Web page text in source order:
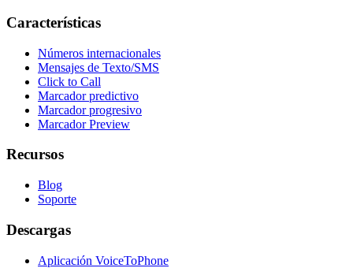
Características
Números internacionales
Mensajes de Texto/SMS
Click to Call
Marcador predictivo
Marcador progresivo
Marcador Preview
Recursos
Blog
Soporte
Descargas
Aplicación VoiceToPhone